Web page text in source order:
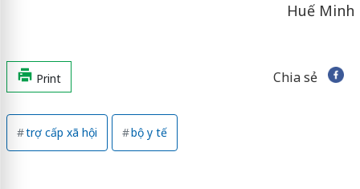
Huế Minh
Print Chia sẻ
trợ cấp xã hội bộ y tế